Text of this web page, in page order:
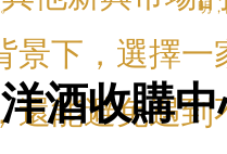
洋酒收購